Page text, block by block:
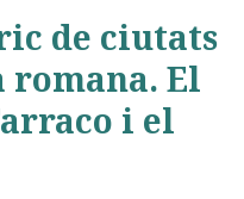
de ciutats
romana. El
i el